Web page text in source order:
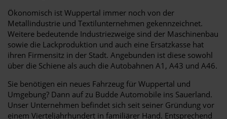
Ökonomisch ist Wuppertal immer noch von der
Metallindustrie und Textilunternehmen gekennzeichnet.
Weitere bedeutende Industriezweige sind der Maschinenbau
sowie die Lackproduktion und auch eine Ersatzkasse hat
ihren Firmensitz in der Stadt. Angebunden ist diese sowohl
über die Schiene als auch die Autobahnen A1, A43 und A46.
Sie benötigen ein neues Fahrzeug für Wuppertal und
Umgebung? Dann auf zu Budde Automobile ins Sauerland.
Unser Unternehmen befindet sich seit seiner Gründung vor
einem Vierteljahrhundert in familiärer Hand. Entsprechend